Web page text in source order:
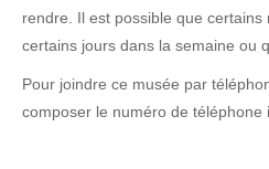
rendre. Il est possible que
certains jours dans la semaine ou
Pour joindre ce musée par
composer le numéro de téléphone